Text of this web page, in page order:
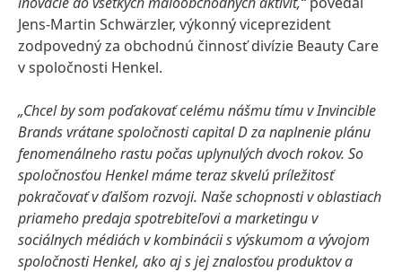
Jens-Martin Schwärzler, výkonný viceprezident
zodpovedný za obchodnú činnosť divízie Beauty Care
v spoločnosti Henkel.
„Chcel by som poďakovať celému nášmu tímu v Invincible
Brands vrátane spoločnosti capital D za naplnenie plánu
fenomenálneho rastu počas uplynulých dvoch rokov. So
spoločnosťou Henkel máme teraz skvelú príležitosť
pokračovať v ďalšom rozvoji. Naše schopnosti v oblastiach
priameho predaja spotrebiteľovi a marketingu v
sociálnych médiách v kombinácii s výskumom a vývojom
spoločnosti Henkel, ako aj s jej znalosťou produktov a